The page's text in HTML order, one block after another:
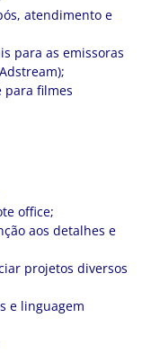
atendimento e
para as emissoras
para filmes
office;
aos detalhes e
projetos diversos
e linguagem